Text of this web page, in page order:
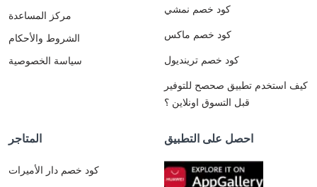
مركز المساعدة
الشروط والأحكام
سياسة الخصوصية
كود خصم نمشي
كود خصم ماكس
كود خصم ترينديول
كيف استخدم تطبيق صحصح للتوفير
قبل التسوق اونلاين ؟
المتاجر
كود خصم دار الأميرات
احصل على التطبيق